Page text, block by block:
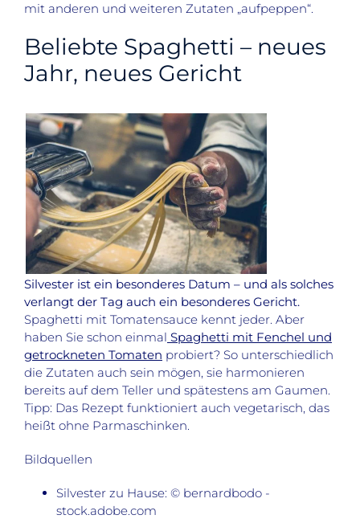
mit anderen und weiteren Zutaten „aufpeppen“.
Beliebte Spaghetti – neues
Jahr, neues Gericht
Silvester ist ein besonderes Datum – und als solches
verlangt der Tag auch ein besonderes Gericht.
Spaghetti mit Tomatensauce kennt jeder. Aber
haben Sie schon einmal Spaghetti mit Fenchel und
getrockneten Tomaten probiert? So unterschiedlich
die Zutaten auch sein mögen, sie harmonieren
bereits auf dem Teller und spätestens am Gaumen.
Tipp: Das Rezept funktioniert auch vegetarisch, das
heißt ohne Parmaschinken.
Bildquellen
Silvester zu Hause: © bernardbodo -
stock.adobe.com